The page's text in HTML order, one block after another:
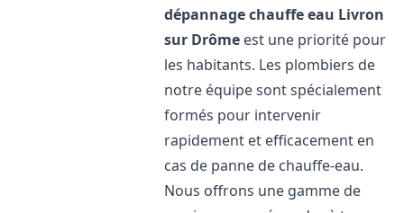
dépannage chauffe eau Livron
sur Drôme est une priorité pour
les habitants. Les plombiers de
notre équipe sont spécialement
formés pour intervenir
rapidement et efficacement en
cas de panne de chauffe-eau.
Nous offrons une gamme de